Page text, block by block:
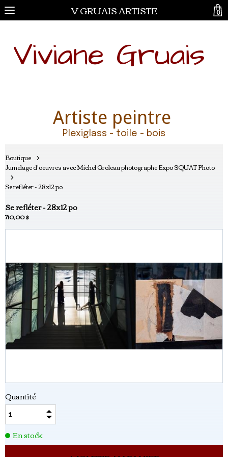
V GRUAIS ARTISTE
Viviane Gruais
Artiste peintre
Plexiglass - toile - bois
Boutique
Jumelage d'oeuvres avec Michel Groleau photographe Expo SQUAT Photo
Se refléter - 28x12 po
Se refléter - 28x12 po
710,00 $
Quantité
En stock
0